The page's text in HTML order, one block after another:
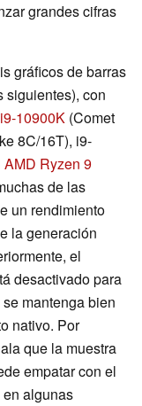
grandes cifras
gráficos de barras
siguientes), con
10900K (Comet
8C/16T), i9-
AMD Ryzen 9
de las
un rendimiento
la generación
el
desactivado para
mantenga bien
nativo. Por
que la muestra
empatar con el
algunas